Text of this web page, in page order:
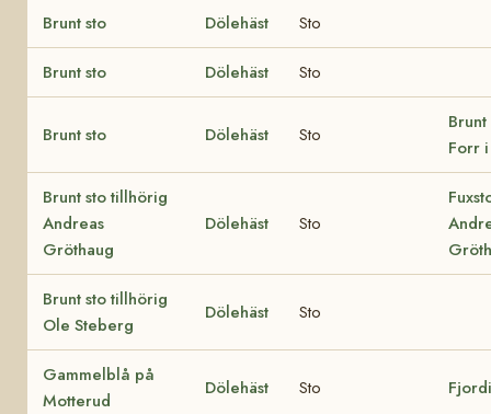
Brunt sto Dölehäst Sto
Brunt sto Dölehäst Sto
Brunt sto Dölehäst Sto
Forr
Brunt sto tillhörig
Andreas
Gröthaug
Dölehäst Sto
Brunt sto tillhörig
Ole Steberg
Dölehäst Sto
Gammelblå på
Motterud
Dölehäst Sto